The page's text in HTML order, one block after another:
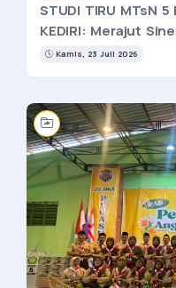
STUDI TIRU MTsN 5
KEDIRI: Merajut
Kamis, 23 Juli 2026